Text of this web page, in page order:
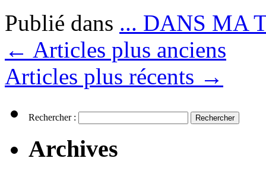
Publié dans ... DANS MA
← Articles plus anciens
Articles plus récents →
Rechercher :
Archives